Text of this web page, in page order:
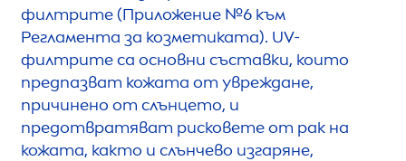
филтрите (Приложение №6 към
Регламента за козметиката). UV-
филтрите са основни съставки, които
предпазват кожата от увреждане,
причинено от слънцето, и
предотвратяват рисковете от рак на
кожата, както и слънчево изгаряне,